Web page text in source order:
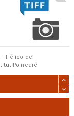
Hélicoïde
Poincaré